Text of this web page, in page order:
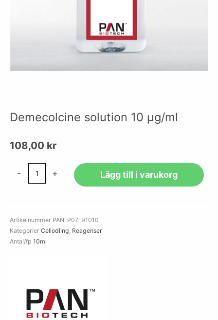
Demecolcine solution 10 µg/ml
108,00 kr
- + Lägg till i varukorg
Artikelnummer PAN-P07-91010
Kategorier Cellodling, Reagenser
Antal/fp 10ml